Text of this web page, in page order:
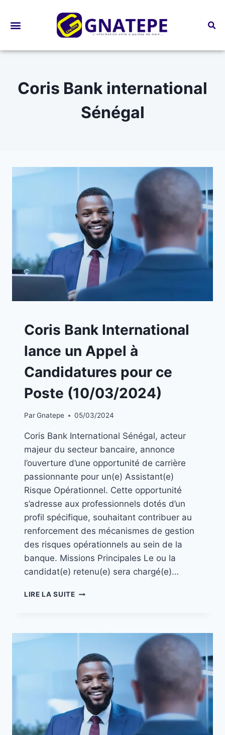
Coris Bank international
Sénégal
A
LA
Coris Bank International
lance un Appel à
Candidatures pour ce
Poste (10/03/2024)
ParGnatepe 05/03/2024
Coris Bank International Sénégal, acteur
majeur du secteur bancaire, annonce
l’ouverture d’une opportunité de carrière
passionnante pour un(e) Assistant(e)
Risque Opérationnel. Cette opportunité
s’adresse aux professionnels dotés d’un
profil spécifique, souhaitant contribuer au
renforcement des mécanismes de gestion
des risques opérationnels au sein de la
banque. Missions Principales Le ou la
candidat(e) retenu(e) sera chargé(e)…
LIRE LA SUITE